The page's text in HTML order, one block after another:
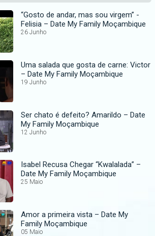
“Gosto de andar, mas sou virgem” -
Felisia – Date My Family Moçambique
26 Junho
Uma salada que gosta de carne: Victor
– Date My Family Moçambique
19 Junho
Ser chato é defeito? Amarildo – Date
My Family Moçambique
12 Junho
Isabel Recusa Chegar “Kwalalada” –
Date My Family Moçambique
25 Maio
Amor a primeira vista – Date My
Family Moçambique
05 Maio